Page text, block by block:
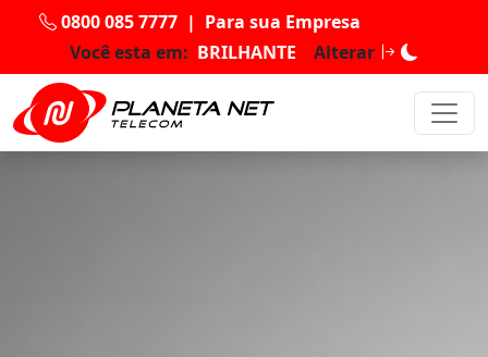
0800 085 7777 | Para sua Empresa
Você esta em: BRILHANTE Alterar